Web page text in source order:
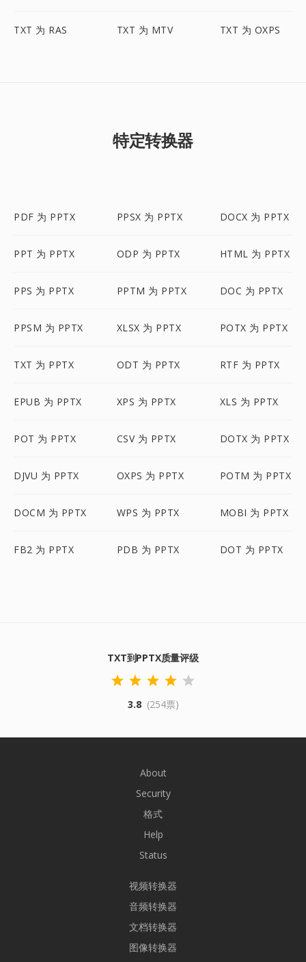
TXT 为 RAS TXT 为 MTV TXT 为 OXPS
特定转换器
PDF 为 PPTX PPSX 为 PPTX DOCX 为 PPTX
PPT 为 PPTX ODP 为 PPTX HTML 为 PPTX
PPS 为 PPTX PPTM 为 PPTX DOC 为 PPTX
PPSM 为 PPTX XLSX 为 PPTX POTX 为 PPTX
TXT 为 PPTX ODT 为 PPTX RTF 为 PPTX
EPUB 为 PPTX XPS 为 PPTX XLS 为 PPTX
POT 为 PPTX CSV 为 PPTX DOTX 为 PPTX
DJVU 为 PPTX OXPS 为 PPTX POTM 为 PPTX
DOCM 为 PPTX WPS 为 PPTX MOBI 为 PPTX
FB2 为 PPTX PDB 为 PPTX DOT 为 PPTX
TXT到PPTX质量评级
3.8 (254票)
About
Security
格式
Help
Status
视频转换器
音频转换器
文档转换器
图像转换器